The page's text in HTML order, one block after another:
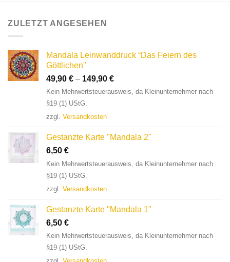
ZULETZT ANGESEHEN
Mandala Leinwanddruck “Das Feiern des
Göttlichen"
49,90 € – 149,90 €
Kein Mehrwertsteuerausweis, da Kleinunternehmer nach
§19 (1) UStG.
zzgl. Versandkosten
Gestanzte Karte "Mandala 2"
6,50 €
Kein Mehrwertsteuerausweis, da Kleinunternehmer nach
§19 (1) UStG.
zzgl. Versandkosten
Gestanzte Karte "Mandala 1"
6,50 €
Kein Mehrwertsteuerausweis, da Kleinunternehmer nach
§19 (1) UStG.